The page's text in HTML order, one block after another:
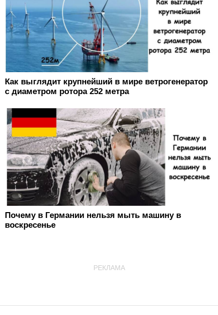
Как выглядит крупнейший в мире ветрогенератор
с диаметром ротора 252 метра
Почему в Германии нельзя мыть машину в
воскресенье
РЕКЛАМА